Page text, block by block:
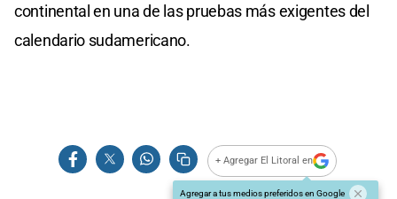
continental en una de las pruebas más exigentes del
calendario sudamericano.
+ Agregar El Litoral en
Agregar a tus medios preferidos en Google